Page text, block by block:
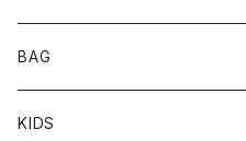
BAG
KIDS